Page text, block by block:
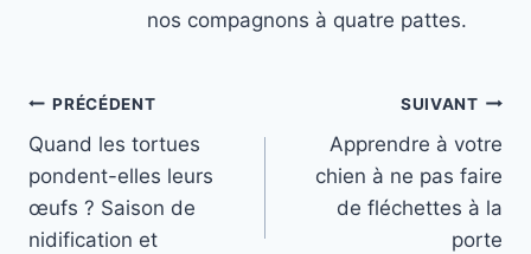
nos compagnons à quatre pattes.
Navigation
de
l’article
PRÉCÉDENT
Quand les tortues
pondent-elles leurs
œufs ? Saison de
nidification et
SUIVANT
Apprendre à votre
chien à ne pas faire
de fléchettes à la
porte